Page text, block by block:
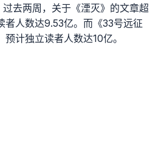
去两周，关于《湮灭》的文章超
人数达9.53亿。而《33号远征
计独立读者人数达10亿。